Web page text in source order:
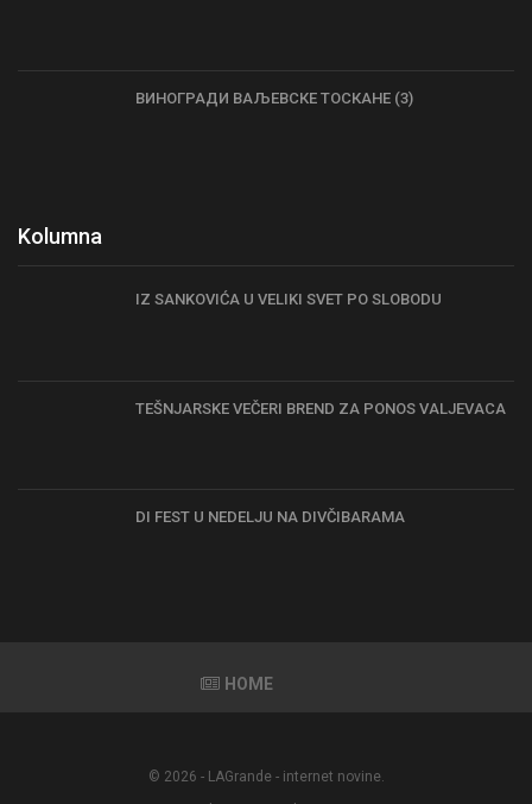
ВИНОГРАДИ ВАЉЕВСКЕ ТОСКАНЕ (3)
Kolumna
IZ SANKOVIĆA U VELIKI SVET PO SLOBODU
TEŠNJARSKE VEČERI BREND ZA PONOS VALJEVACA
DI FEST U NEDELJU NA DIVČIBARAMA
HOME
© 2026 - LAGrande - internet novine.